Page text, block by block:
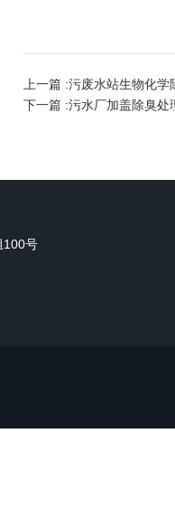
上一篇 :污废水站生物化学
下一篇 :污水厂加盖除臭处
100号